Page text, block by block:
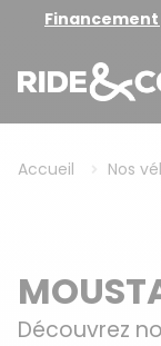
Accueil Nos
Découvrez